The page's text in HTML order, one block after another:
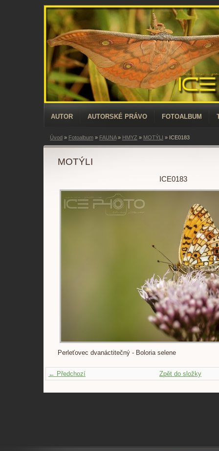
AUTOR AUTORSKÉ PRÁVO FOTOALBUM
Úvod » Fotoalbum » FAUNA» HMYZ » MOTÝLI » ICE0183
MOTÝLI
ICE0183
Perleťovec dvanáctitečný - Boloria selene
← Předchozí Zpět do složky